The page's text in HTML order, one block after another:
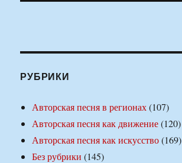
РУБРИКИ
Авторская песня в регионах(107)
Авторская песня как движение(120)
Авторская песня как искусство(169)
Без рубрики (145)